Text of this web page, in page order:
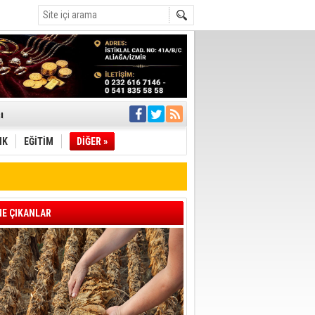
İletti
müdahale
Geçti
EĞİTİM DİĞER »
ÇIKANLAR